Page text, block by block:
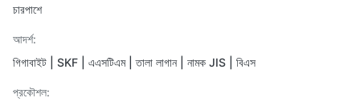
চারপাশে
আদর্শ:
গিগাবাইট | SKF | এএসটিএম | তালা লাগান | নামক JIS | বিএস
প্রকৌশল: